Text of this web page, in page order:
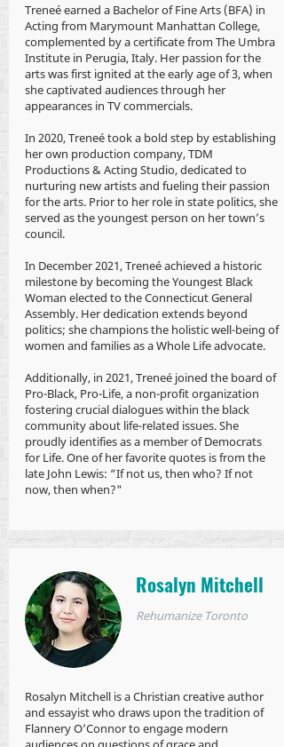
Treneé earned a Bachelor of Fine Arts (BFA) in
Acting from Marymount Manhattan College,
complemented by a certificate from The Umbra
Institute in Perugia, Italy. Her passion for the
arts was first ignited at the early age of 3, when
she captivated audiences through her
appearances in TV commercials.
In 2020, Treneé took a bold step by establishing
her own production company, TDM
Productions & Acting Studio, dedicated to
nurturing new artists and fueling their passion
for the arts. Prior to her role in state politics, she
served as the youngest person on her town’s
council.
In December 2021, Treneé achieved a historic
milestone by becoming the Youngest Black
Woman elected to the Connecticut General
Assembly. Her dedication extends beyond
politics; she champions the holistic well-being of
women and families as a Whole Life advocate.
Additionally, in 2021, Treneé joined the board of
Pro-Black, Pro-Life, a non-profit organization
fostering crucial dialogues within the black
community about life-related issues. She
proudly identifies as a member of Democrats
for Life. One of her favorite quotes is from the
late John Lewis: “If not us, then who? If not
now, then when?"
Rosalyn Mitchell
Rehumanize Toronto
Rosalyn Mitchell is a Christian creative author
and essayist who draws upon the tradition of
Flannery O’Connor to engage modern